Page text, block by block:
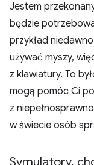
Jestem
będzie
przykład
używać myszy,
z klawiatury. To
mogą pomóc Ci
z
w świecie osób